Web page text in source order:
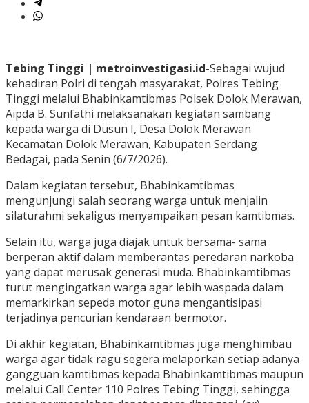
Tebing Tinggi | metroinvestigasi.id-Sebagai wujud
kehadiran Polri di tengah masyarakat, Polres Tebing
Tinggi melalui Bhabinkamtibmas Polsek Dolok Merawan,
Aipda B. Sunfathi melaksanakan kegiatan sambang
kepada warga di Dusun I, Desa Dolok Merawan
Kecamatan Dolok Merawan, Kabupaten Serdang
Bedagai, pada Senin (6/7/2026).
Dalam kegiatan tersebut, Bhabinkamtibmas
mengunjungi salah seorang warga untuk menjalin
silaturahmi sekaligus menyampaikan pesan kamtibmas.
Selain itu, warga juga diajak untuk bersama- sama
berperan aktif dalam memberantas peredaran narkoba
yang dapat merusak generasi muda. Bhabinkamtibmas
turut mengingatkan warga agar lebih waspada dalam
memarkirkan sepeda motor guna mengantisipasi
terjadinya pencurian kendaraan bermotor.
Di akhir kegiatan, Bhabinkamtibmas juga menghimbau
warga agar tidak ragu segera melaporkan setiap adanya
gangguan kamtibmas kepada Bhabinkamtibmas maupun
melalui Call Center 110 Polres Tebing Tinggi, sehingga